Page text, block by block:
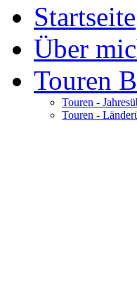
Startseite
Über
Touren
Touren -
Touren -